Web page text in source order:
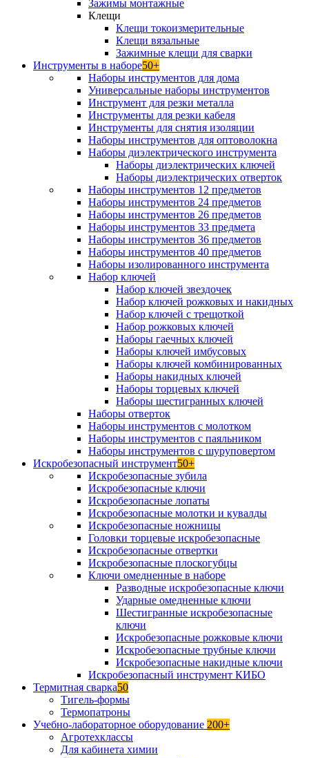
Зажимы монтажные
Клещи
Клещи токоизмерительные
Клещи вязальные
Зажимные клещи для сварки
Инструменты в наборе50+
Наборы инструментов для дома
Универсальные наборы инструментов
Инструмент для резки металла
Инструменты для резки кабеля
Инструменты для снятия изоляции
Наборы инструментов для оптоволокна
Наборы диэлектрического инструмента
Наборы диэлектрических ключей
Наборы диэлектрических отверток
Наборы инструментов 12 предметов
Наборы инструментов 24 предметов
Наборы инструментов 26 предметов
Наборы инструментов 33 предмета
Наборы инструментов 36 предметов
Наборы инструментов 40 предметов
Наборы изолированного инструмента
Набор ключей
Набор ключей звездочек
Набор ключей рожковых и накидных
Набор ключей с трещоткой
Набор рожковых ключей
Наборы гаечных ключей
Наборы ключей имбусовых
Наборы ключей комбинированных
Наборы накидных ключей
Наборы торцевых ключей
Наборы шестигранных ключей
Наборы отверток
Наборы инструментов с молотком
Наборы инструментов с паяльником
Наборы инструментов с шуруповертом
Искробезопасный инструмент50+
Искробезопасные зубила
Искробезопасные ключи
Искробезопасные лопаты
Искробезопасные молотки и кувалды
Искробезопасные ножницы
Головки торцевые искробезопасные
Искробезопасные отвертки
Искробезопасные плоскогубцы
Ключи омедненные в наборе
Разводные искробезопасные ключи
Ударные омедненные ключи
Шестигранные искробезопасные
ключи
Искробезопасные рожковые ключи
Искробезопасные трубные ключи
Искробезопасные накидные ключи
Искробезопасный инструмент КИБО
Термитная сварка50
Тигель-формы
Термопатроны
Учебно-лабораторное оборудование 200+
Агротехклассы
Для кабинета химии